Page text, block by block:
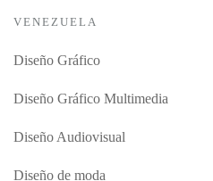
VENEZUELA
Diseño Gráfico
Diseño Gráfico Multimedia
Diseño Audiovisual
Diseño de moda